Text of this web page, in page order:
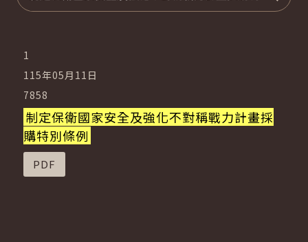
1
115年05月11日
7858
制定保衛國家安全及強化不對稱戰力計畫採
購特別條例
PDF